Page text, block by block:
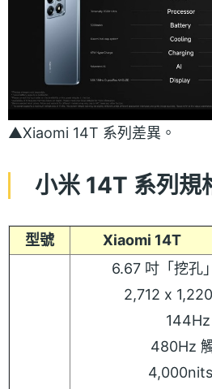
▲Xiaomi 14T 系列差異。
小米 14T 系列規
型號 Xiaomi 14T
6.67 吋「挖孔
2,712 x
480Hz